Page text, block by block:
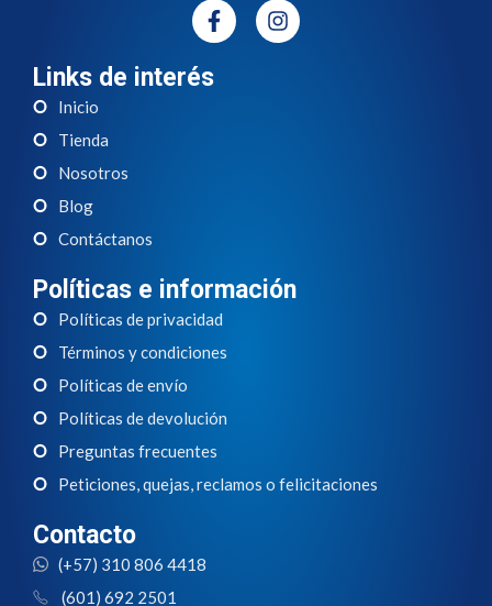
Links de interés
Inicio
Tienda
Nosotros
Blog
Contáctanos
Políticas e información
Políticas de privacidad
Términos y condiciones
Políticas de envío
Políticas de devolución
Preguntas frecuentes
Peticiones, quejas, reclamos o felicitaciones
Contacto
(+57) 310 806 4418
(601) 692 2501